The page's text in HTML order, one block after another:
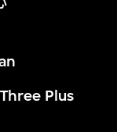
Three Plus
纪视觉